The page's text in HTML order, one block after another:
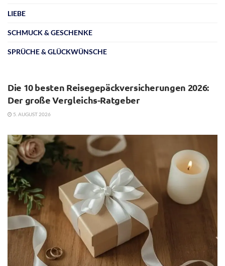
LIEBE
SCHMUCK & GESCHENKE
SPRÜCHE & GLÜCKWÜNSCHE
Die 10 besten Reisegepäckversicherungen 2026:
Der große Vergleichs-Ratgeber
5. AUGUST 2026